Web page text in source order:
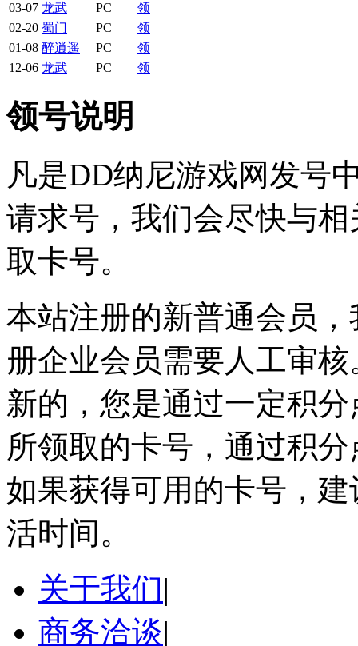
03-07 龙武 PC
领
02-20 蜀门 PC
领
01-08 醉逍遥 PC
领
12-06 龙武 PC 领
领号说明
凡是DD纳尼游戏网发号
请求号，我们会尽快与
取卡号。
本站注册的新普通会员
册企业会员需要人工审核
新的，您是通过一定积
所领取的卡号，通过积
如果获得可用的卡号，
活时间。
关于我们|
商务洽谈|